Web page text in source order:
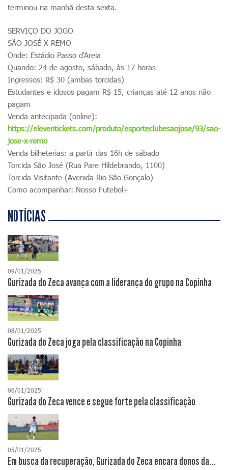
terminou na manhã desta sexta.
SERVIÇO DO JOGO
SÃO JOSÉ X REMO
Onde: Estádio Passo d'Areia
Quando: 24 de agosto, sábado, às 17 horas
Ingressos: R$ 30 (ambas torcidas)
Estudantes e idosos pagam R$ 15, crianças até 12 anos não
pagam
Venda antecipada (online):
https://eleventickets.com/produto/esporteclubesaojose/93/sao-
jose-x-remo
Venda bilheterias: a partir das 16h de sábado
Torcida São José (Rua Pare Hildebrando, 1100)
Torcida Visitante (Avenida Rio São Gonçalo)
Como acompanhar: Nosso Futebol+
NOTÍCIAS
09/01/2025
Gurizada do Zeca avança com a liderança do grupo na Copinha
08/01/2025
Gurizada do Zeca joga pela classificação na Copinha
06/01/2025
Gurizada do Zeca vence e segue forte pela classificação
05/01/2025
Em busca da recuperação, Gurizada do Zeca encara donos da...